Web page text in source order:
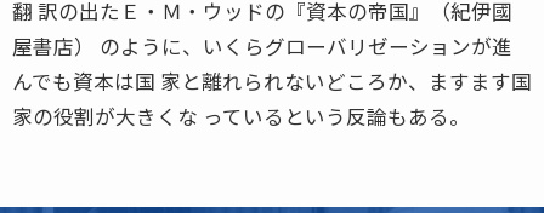
翻 訳の出たＥ・Ｍ・ウッドの『資本の帝国』（紀伊國
屋書店） のように、いくらグローバリゼーションが進
んでも資本は国 家と離れられないどころか、ますます国
家の役割が大きくな っているという反論もある。